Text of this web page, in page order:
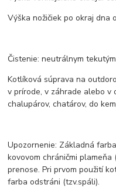
Výška nožičiek po okraj dna
Čistenie: neutrálnym
Kotlíková súprava na
v prírode, v záhrade alebo v
chalupárov, chatárov, do
Upozornenie: Základná
kovovom chráničmi
prenose. Pri prvom použití
farba odstráni (tzv.spáli).